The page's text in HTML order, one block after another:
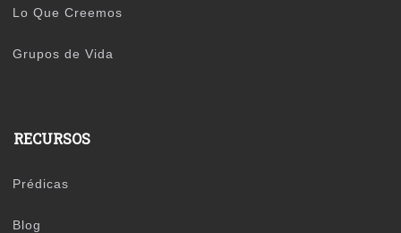
Lo Que Creemos
Grupos de Vida
RECURSOS
Prédicas
Blog